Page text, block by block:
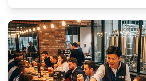
(https://assets.hldycdn.com/
![]
(https://assets.hldycdn.com/
![]
(https://assets.hldycdn.com/
![]
yang berdekatan) ・Nikmati
pemandu yang ramah, bahkan di
mana bahasa Inggris mungkin tidak
kelompok kecil memastikan
pribadi dan otentik ◆Termasuk ・Sekitar 6 minuman
total ・Makan malam: hidangan
khas lokal ・Kunjungi 2–3 tempat —